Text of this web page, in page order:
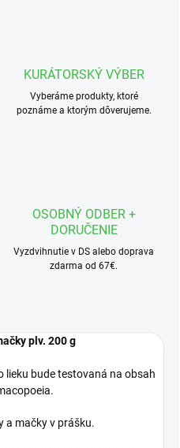
KURÁTORSKÝ VÝBER
Vyberáme produkty, ktoré
poznáme a ktorým dôverujeme.
OSOBNÝ ODBER +
DORUČENIE
Vyzdvihnutie v DS alebo doprava
zdarma od 67€.
plv. 200 g
lieku bude testovaná na obsah
a mačky v prášku.